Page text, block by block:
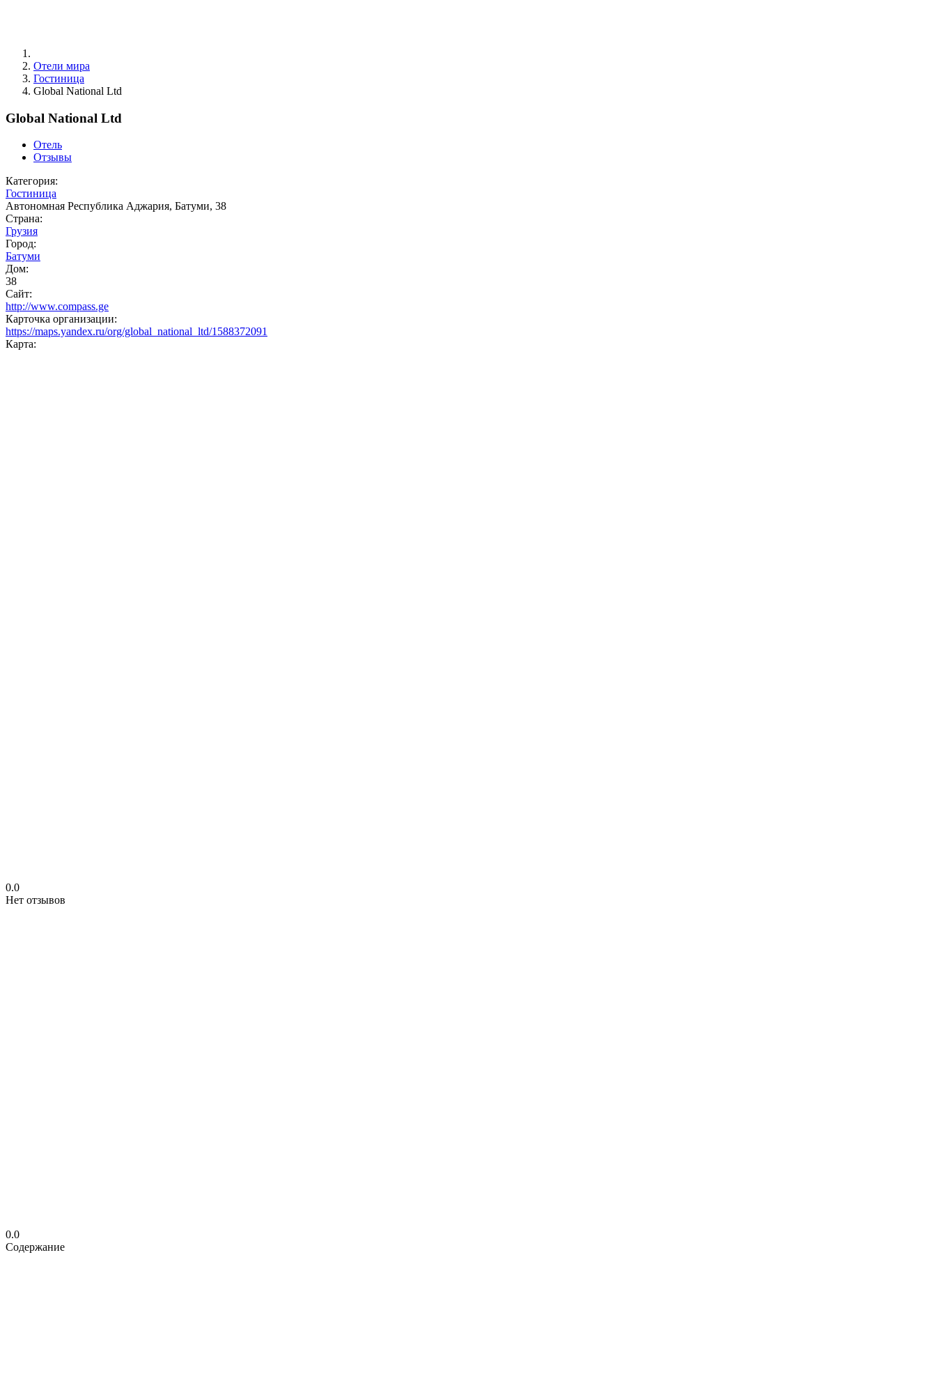
Отели мира
Гостиница
Global National Ltd
Global National Ltd
Отель
Отзывы
Категория:
Гостиница
Автономная Республика Аджария, Батуми, 38
Страна:
Грузия
Город:
Батуми
Дом:
38
Сайт:
http://www.compass.ge
Карточка организации:
https://maps.yandex.ru/org/global_national_ltd/1588372091
Карта:
0.0
Нет отзывов
0.0
Содержание